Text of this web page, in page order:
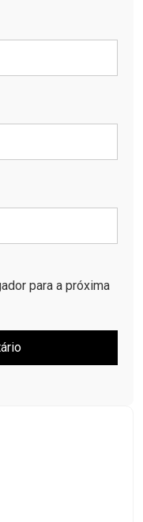
para a próxima